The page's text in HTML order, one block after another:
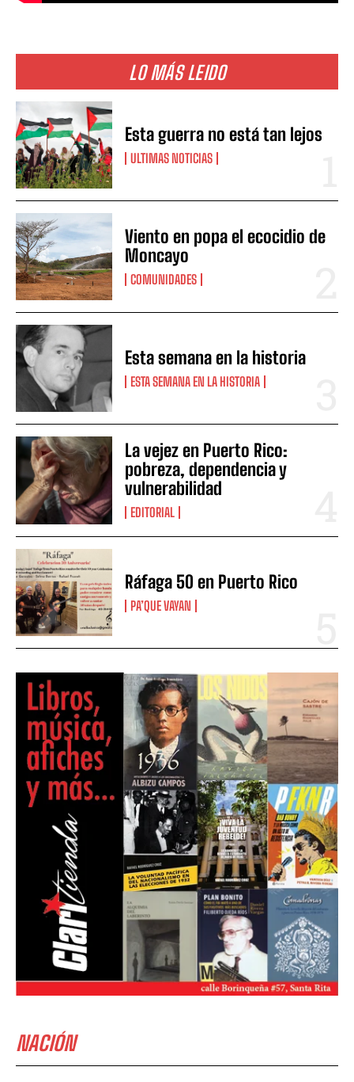
LO MÁS LEIDO
Esta guerra no está tan lejos
ULTIMAS NOTICIAS
Viento en popa el ecocidio de
Moncayo
COMUNIDADES
Esta semana en la historia
ESTA SEMANA EN LA HISTORIA
La vejez en Puerto Rico:
pobreza, dependencia y
vulnerabilidad
EDITORIAL
Ráfaga 50 en Puerto Rico
PA’QUE VAYAN
NACIÓN